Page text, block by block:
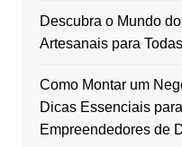
Descubra o Mundo
Artesanais para
Como Montar um
Dicas Essenciais
Empreendedores de